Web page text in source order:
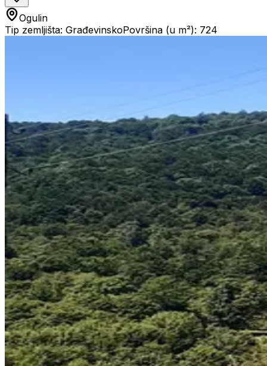
Ogulin
Tip zemljišta: GrađevinskoPovršina (u m²): 724